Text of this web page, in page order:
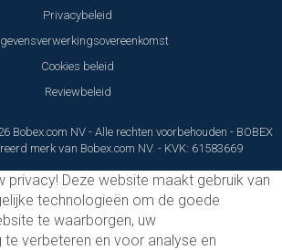
Privacybeleid
Cookies beleid
Reviewbeleid
Bobex.com NV - Alle rechten voorbehouden - BOBEX
merk van Bobex.com NV. - KVK: 61583669
privacy! Deze website maakt gebruik van
technologieën om de goede
te waarborgen, uw
te verbeteren en voor analyse en